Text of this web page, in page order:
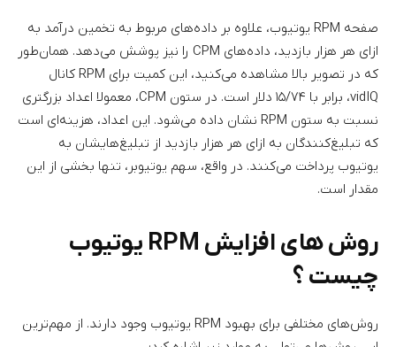
صفحه RPM یوتیوب، علاوه بر داده‌های مربوط به تخمین درآمد به
ازای هر هزار بازدید، داده‌های CPM را نیز پوشش می‌دهد. همان‌طور
که در تصویر بالا مشاهده می‌کنید، این کمیت برای RPM کانال
vidIQ، برابر با ۱۵/۷۴ دلار است. در ستون CPM، معمولا اعداد بزرگتری
نسبت به ستون RPM نشان داده می‌شود. این اعداد، هزینه‌ای است
که تبلیغ‌کنندگان به ازای هر هزار بازدید از تبلیغ‌هایشان به
یوتیوب پرداخت می‌کنند. در واقع، سهم یوتیوبر، تنها بخشی از این
مقدار است.
روش های افزایش RPM یوتیوب
چیست ؟
روش‌های مختلفی برای بهبود RPM یوتیوب وجود دارند. از مهم‌ترین